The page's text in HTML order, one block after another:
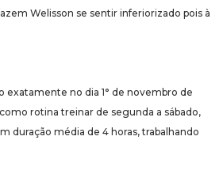
Welisson se sentir inferiorizado pois à
exatamente no dia 1° de novembro de
rotina treinar de segunda a sábado,
duração média de 4 horas, trabalhando